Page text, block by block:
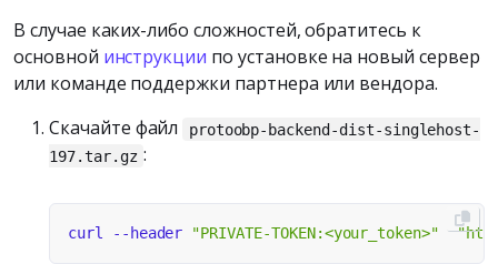
В случае каких-либо сложностей, обратитесь к
основной инструкции по установке на новый сервер
или команде поддержки партнера или вендора.
Скачайте файл
protoobp-backend-dist-singlehost-
197.tar.gz :
curl --header "PRIVATE-TOKEN:<your_token>"